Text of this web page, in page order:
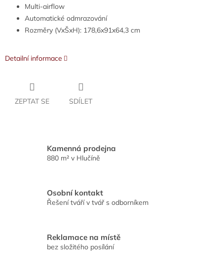
Multi-airflow
Automatické odmrazování
Rozměry (VxŠxH): 178,6x91x64,3 cm
Detailní informace
ZEPTAT SE SDÍLET
Kamenná prodejna
880 m² v Hlučíně
Osobní kontakt
Řešení tváří v tvář s odborníkem
Reklamace na místě
bez složitého posílání